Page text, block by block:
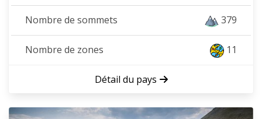
Nombre de sommets 379
Nombre de zones 11
Détail du pays